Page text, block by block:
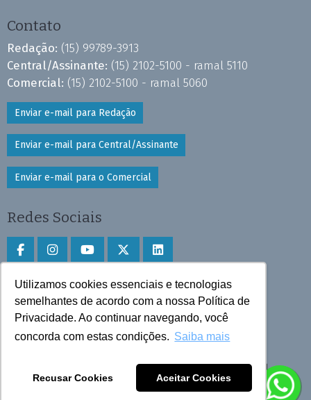
Utilizamos cookies essenciais e tecnologias
semelhantes de acordo com a nossa Política de
Privacidade. Ao continuar navegando, você
concorda com estas condições. Saiba mais
Recusar Cookies Aceitar Cookies
Contato
Redação: (15) 99789-3913
Central/Assinante: (15) 2102-5100 - ramal 5110
Comercial: (15) 2102-5100 - ramal 5060
Enviar e-mail para Redação
Enviar e-mail para Central/Assinante
Enviar e-mail para o Comercial
Redes Sociais
Faça download do aplicativo
Play Store e App Store
Todos os direitos reservados © 2025 Cruzeiro do Sul